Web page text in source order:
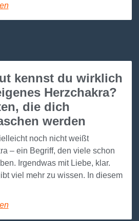
kennst du wirklich
Herzchakra?
die dich
werden
noch nicht weißt
– ein Begriff, den viele schon
Irgendwas mit Liebe, klar.
viel mehr zu wissen. In diesem